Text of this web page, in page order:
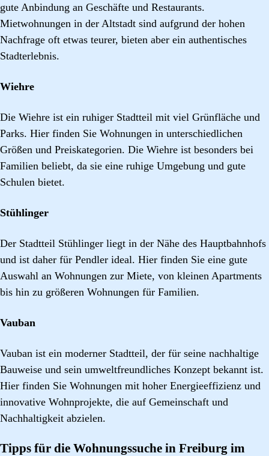
gute Anbindung an Geschäfte und Restaurants.
Mietwohnungen in der Altstadt sind aufgrund der hohen
Nachfrage oft etwas teurer, bieten aber ein authentisches
Stadterlebnis.
Wiehre
Die Wiehre ist ein ruhiger Stadtteil mit viel Grünfläche und
Parks. Hier finden Sie Wohnungen in unterschiedlichen
Größen und Preiskategorien. Die Wiehre ist besonders bei
Familien beliebt, da sie eine ruhige Umgebung und gute
Schulen bietet.
Stühlinger
Der Stadtteil Stühlinger liegt in der Nähe des Hauptbahnhofs
und ist daher für Pendler ideal. Hier finden Sie eine gute
Auswahl an Wohnungen zur Miete, von kleinen Apartments
bis hin zu größeren Wohnungen für Familien.
Vauban
Vauban ist ein moderner Stadtteil, der für seine nachhaltige
Bauweise und sein umweltfreundliches Konzept bekannt ist.
Hier finden Sie Wohnungen mit hoher Energieeffizienz und
innovative Wohnprojekte, die auf Gemeinschaft und
Nachhaltigkeit abzielen.
Tipps für die Wohnungssuche in Freiburg im